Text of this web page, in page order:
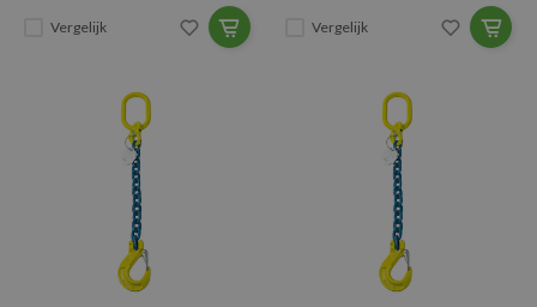
Vergelijk Vergelijk